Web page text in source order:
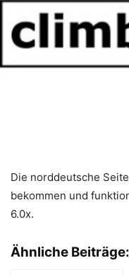
Die norddeutsche
bekommen und
6.0x.
Ähnliche Beiträge: